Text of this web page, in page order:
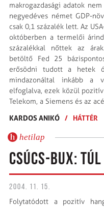
makrogazdasági adatok
negyedéves német GDP-
csak 0,1 százalék lett. Az
októberben a termelői
százalékkal nőttek az
betöltő Fed 25
erősödni tudott a hetek
mindazonáltal inkább a
elfoglalva, ezek közül
Telekom, a Siemens és az
KARDOS ANIKÓ / HÁTTÉR
hetilap
CSÚCS-BUX:
2004. 11. 15.
Folytatódott a pozitív